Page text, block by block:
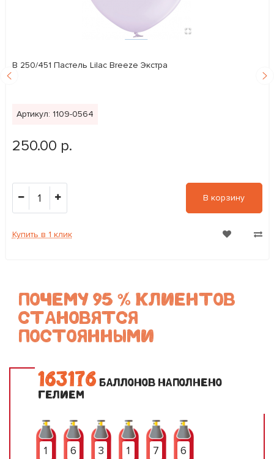
В 250/451 Пастель Lilac Breeze Экстра
Артикул: 1109-0564
250.00 р.
1 В корзину
Купить в 1 клик
ПОЧЕМУ 95 % КЛИЕНТОВ
СТАНОВЯТСЯ
ПОСТОЯННЫМИ
163176 БАЛЛОНОВ НАПОЛНЕНО
ГЕЛИЕМ
1 6 3 1 7 6